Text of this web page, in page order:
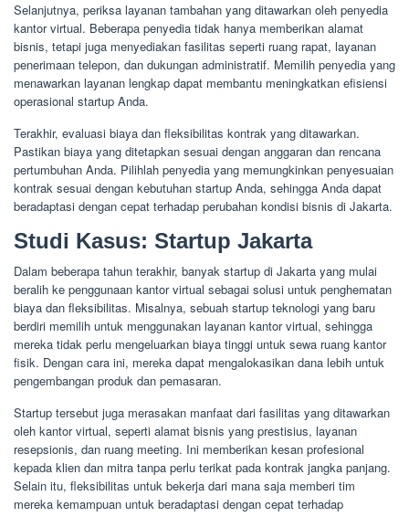
Selanjutnya, periksa layanan tambahan yang ditawarkan oleh penyedia
kantor virtual. Beberapa penyedia tidak hanya memberikan alamat
bisnis, tetapi juga menyediakan fasilitas seperti ruang rapat, layanan
penerimaan telepon, dan dukungan administratif. Memilih penyedia yang
menawarkan layanan lengkap dapat membantu meningkatkan efisiensi
operasional startup Anda.
Terakhir, evaluasi biaya dan fleksibilitas kontrak yang ditawarkan.
Pastikan biaya yang ditetapkan sesuai dengan anggaran dan rencana
pertumbuhan Anda. Pilihlah penyedia yang memungkinkan penyesuaian
kontrak sesuai dengan kebutuhan startup Anda, sehingga Anda dapat
beradaptasi dengan cepat terhadap perubahan kondisi bisnis di Jakarta.
Studi Kasus: Startup Jakarta
Dalam beberapa tahun terakhir, banyak startup di Jakarta yang mulai
beralih ke penggunaan kantor virtual sebagai solusi untuk penghematan
biaya dan fleksibilitas. Misalnya, sebuah startup teknologi yang baru
berdiri memilih untuk menggunakan layanan kantor virtual, sehingga
mereka tidak perlu mengeluarkan biaya tinggi untuk sewa ruang kantor
fisik. Dengan cara ini, mereka dapat mengalokasikan dana lebih untuk
pengembangan produk dan pemasaran.
Startup tersebut juga merasakan manfaat dari fasilitas yang ditawarkan
oleh kantor virtual, seperti alamat bisnis yang prestisius, layanan
resepsionis, dan ruang meeting. Ini memberikan kesan profesional
kepada klien dan mitra tanpa perlu terikat pada kontrak jangka panjang.
Selain itu, fleksibilitas untuk bekerja dari mana saja memberi tim
mereka kemampuan untuk beradaptasi dengan cepat terhadap